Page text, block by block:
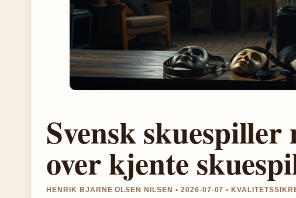
Svensk
over kjente
HENRIK BJARNE OLSEN NILSEN • 2026-07-07 •